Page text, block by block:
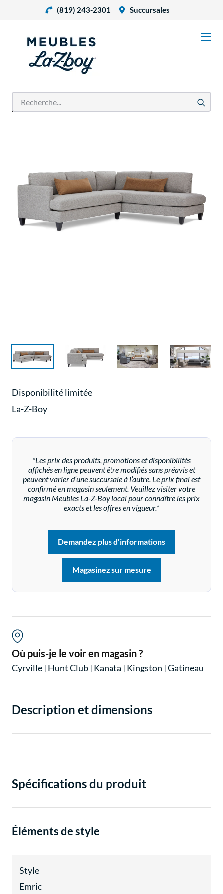
(819) 243-2301 Succursales
Accueil Produits
Disponibilité limitée
La-Z-Boy
*Les prix des produits, promotions et disponibilités
affichés en ligne peuvent être modifiés sans préavis et
peuvent varier d’une succursale à l’autre. Le prix final est
confirmé en magasin seulement. Veuillez visiter votre
magasin Meubles La-Z-Boy local pour connaître les prix
exacts et les offres en vigueur.*
Demandez plus d'informations
Magasinez sur mesure
Où puis-je le voir en magasin ?
Cyrville | Hunt Club | Kanata | Kingston |Gatineau
Description et dimensions
Spécifications du produit
Éléments de style
Style
Emric